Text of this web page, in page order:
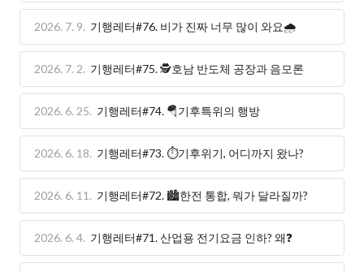
2026. 7. 9. 기행레터#76. 비가 진짜 너무 많이 와요🌧️
2026. 7. 2. 기행레터#75. 🕵️호남 반도체 공장과 음모론
2026. 6. 25. 기행레터#74. 🪂기후특위의 행방
2026. 6. 18. 기행레터#73. ⏱️기후위기, 어디까지 왔나?
2026. 6. 11. 기행레터#72. 🏙️한전 통합, 뭐가 달라질까?
2026. 6. 4. 기행레터#71. 산업용 전기요금 인하? 왜❓